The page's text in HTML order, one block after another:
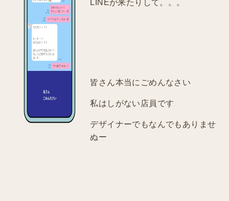
LINEが来たりして。。。
皆さん本当にごめんなさい
私はしがない店員です
デザイナーでもなんでもありませ
ぬー